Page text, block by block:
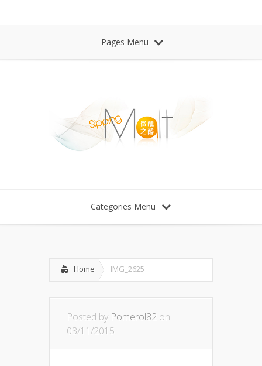
Pages Menu
Categories Menu
Home IMG_2625
Posted by Pomerol82 on
03/11/2015